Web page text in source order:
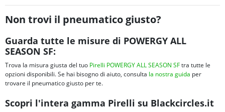
Non trovi il pneumatico giusto?
Guarda tutte le misure di POWERGY ALL
SEASON SF:
Trova la misura giusta del tuo Pirelli POWERGY ALL SEASON SFtra tutte le
opzioni disponibili. Se hai bisogno di aiuto, consulta la nostra guida per
trovare il pneumatico giusto per te.
Scopri l'intera gamma Pirelli su Blackcircles.it